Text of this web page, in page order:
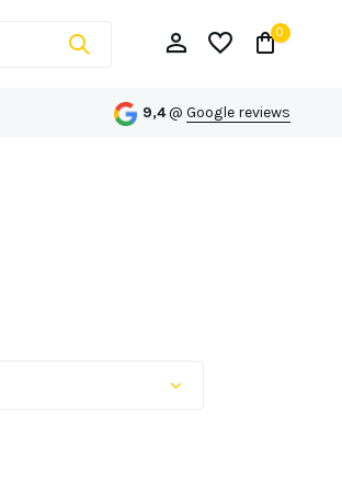
0
Persoonlijk advies op maat
9,4@ Google reviews